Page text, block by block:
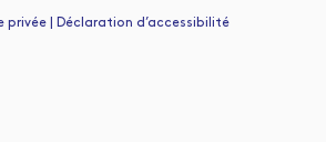
| Déclaration d’accessibilité